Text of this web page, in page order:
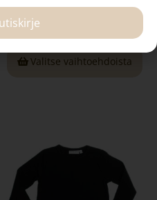
Valitse vaihtoehdoista